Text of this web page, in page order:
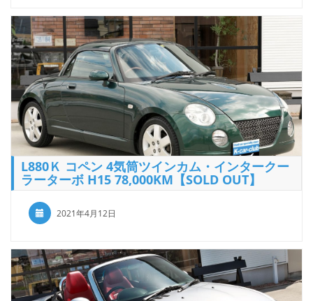
L880Ｋ コペン 4気筒ツインカム・インタークー
ラーターボ H15 78,000KM【SOLD OUT】
2021年4月12日